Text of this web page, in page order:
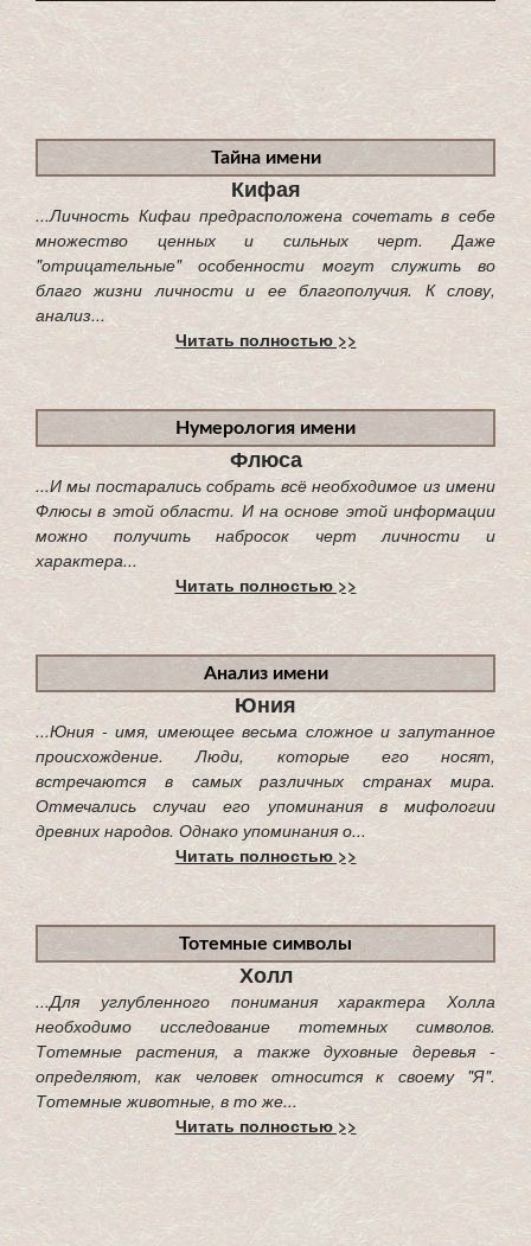
Тайна имени
Кифая
...Личность Кифаи предрасположена сочетать в себе
множество ценных и сильных черт. Даже
"отрицательные" особенности могут служить во
благо жизни личности и ее благополучия. К слову,
анализ...
Читать полностью >>
Нумерология имени
Флюса
...И мы постарались собрать всё необходимое из имени
Флюсы в этой области. И на основе этой информации
можно получить набросок черт личности и
характера...
Читать полностью >>
Анализ имени
Юния
...Юния - имя, имеющее весьма сложное и запутанное
происхождение. Люди, которые его носят,
встречаются в самых различных странах мира.
Отмечались случаи его упоминания в мифологии
древних народов. Однако упоминания о...
Читать полностью >>
Тотемные символы
Холл
...Для углубленного понимания характера Холла
необходимо исследование тотемных символов.
Тотемные растения, а также духовные деревья -
определяют, как человек относится к своему "Я".
Тотемные животные, в то же...
Читать полностью >>